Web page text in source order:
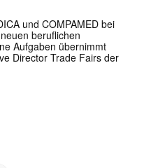
und COMPAMED bei
beruflichen
Aufgaben übernimmt
Director Trade Fairs der